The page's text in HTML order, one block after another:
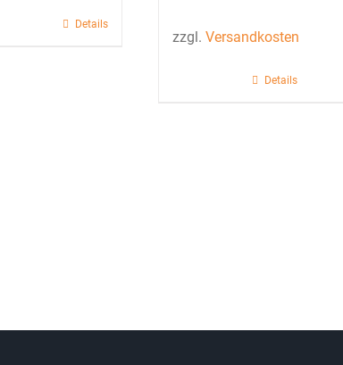
Details
zzgl. Versandkosten
Details